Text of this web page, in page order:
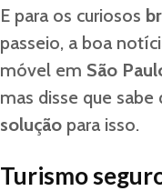
E para os curiosos
passeio, a boa
móvel em São
mas disse que sabe
solução para isso.
Turismo